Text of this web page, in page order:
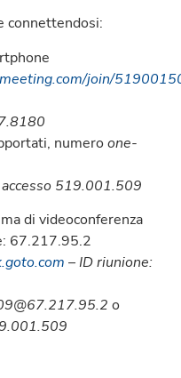
connettendosi:
join/
numero one-
519.001.509
di videoconferenza
67.217.95.2
– ID riunione:
o